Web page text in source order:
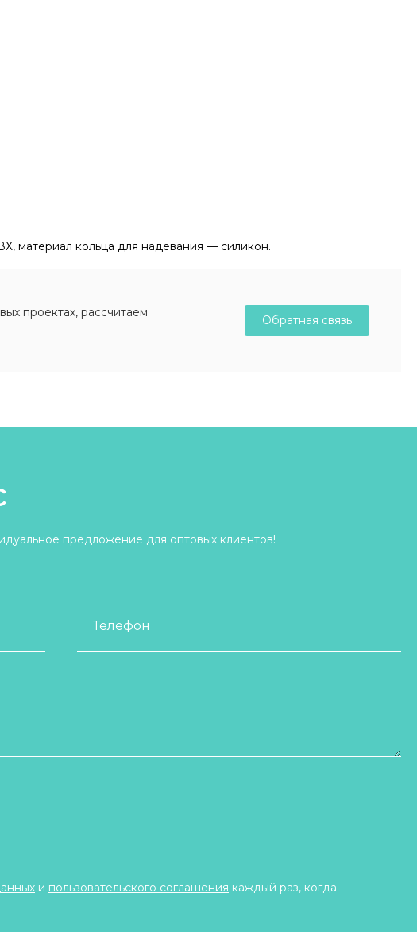
материал кольца для надевания — силикон.
проектах, рассчитаем
Обратная связь
предложение для оптовых клиентов!
Телефон
и пользовательского соглашения каждый раз, когда